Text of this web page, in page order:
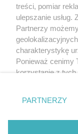
treści, pomiar
ulepszanie usług.
Partnerzy
charakterystykę
Ponieważ cenimy
korzystanie z tych
zmienić/wycofać
znajdujący się w
rodzaje
użytkownika, ale
PARTNERZY